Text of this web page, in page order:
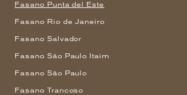
Fasano Punta del Este
Fasano Rio de Janeiro
Fasano Salvador
Fasano São Paulo Itaim
Fasano São Paulo
Fasano Trancoso